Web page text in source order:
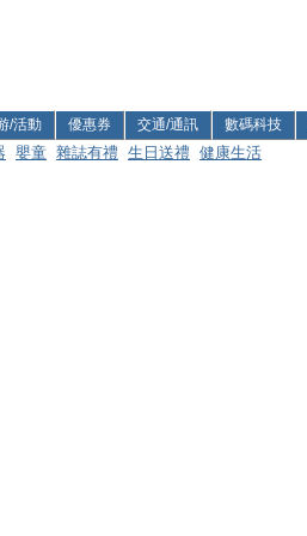
/活動 優惠券 交通/通訊 數碼科技
嬰童 雜誌有禮 生日送禮 健康生活